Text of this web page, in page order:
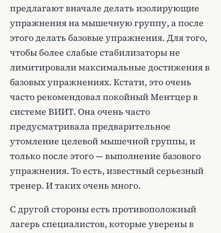
предлагают вначале делать изолирующие
упражнения на мышечную группу, а после
этого делать базовые упражнения. Для того,
чтобы более слабые стабилизаторы не
лимитировали максимальные достижения в
базовых упражнениях. Кстати, это очень
часто рекомендовал покойный Ментцер в
системе ВИИТ. Она очень часто
предусматривала предварительное
утомление целевой мышечной группы, и
только после этого — выполнение базового
упражнения. То есть, известный серьезный
тренер. И таких очень много.
С другой стороны есть противоположный
лагерь специалистов, которые уверены в